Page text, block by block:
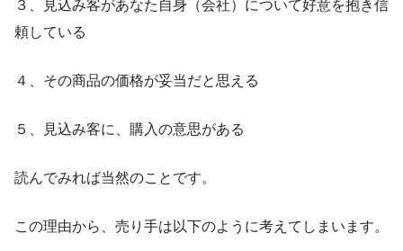
３、見込み客があなた自身（会社）について好意を抱き信
頼している
４、その商品の価格が妥当だと思える
５、見込み客に、購入の意思がある
読んでみれば当然のことです。
この理由から、売り手は以下のように考えてしまいます。